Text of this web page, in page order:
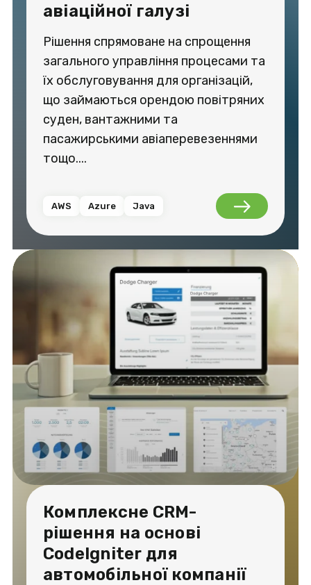
авіаційної галузі
Рішення спрямоване на спрощення
загального управління процесами та
їх обслуговування для організацій,
що займаються орендою повітряних
суден, вантажними та
пасажирськими авіаперевезеннями
тощо....
AWS Azure Java
Комплексне CRM-
рішення на основі
CodeIgniter для
автомобільної компанії